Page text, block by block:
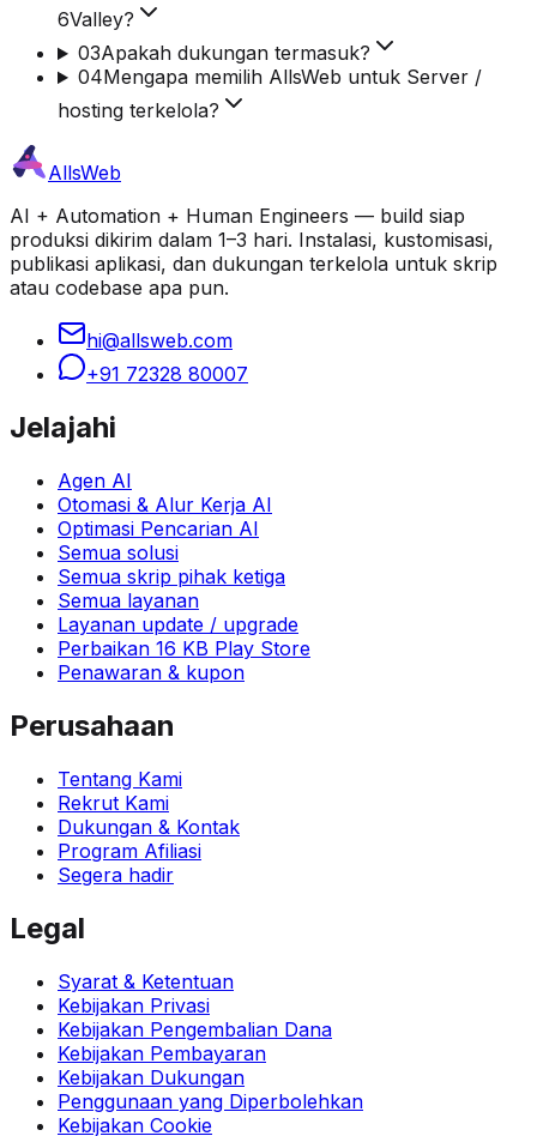
6Valley?
03Apakah dukungan termasuk?
04Mengapa memilih AllsWeb untuk Server /
hosting terkelola?
AllsWeb
AI + Automation + Human Engineers — build siap
produksi dikirim dalam 1–3 hari. Instalasi, kustomisasi,
publikasi aplikasi, dan dukungan terkelola untuk skrip
atau codebase apa pun.
hi@allsweb.com
+91 72328 80007
Jelajahi
Agen AI
Otomasi & Alur Kerja AI
Optimasi Pencarian AI
Semua solusi
Semua skrip pihak ketiga
Semua layanan
Layanan update / upgrade
Perbaikan 16 KB Play Store
Penawaran & kupon
Perusahaan
Tentang Kami
Rekrut Kami
Dukungan & Kontak
Program Afiliasi
Segera hadir
Legal
Syarat & Ketentuan
Kebijakan Privasi
Kebijakan Pengembalian Dana
Kebijakan Pembayaran
Kebijakan Dukungan
Penggunaan yang Diperbolehkan
Kebijakan Cookie